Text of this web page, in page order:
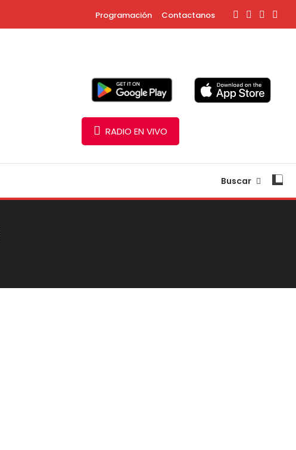
Programación Contactanos
RADIO EN VIVO
Buscar